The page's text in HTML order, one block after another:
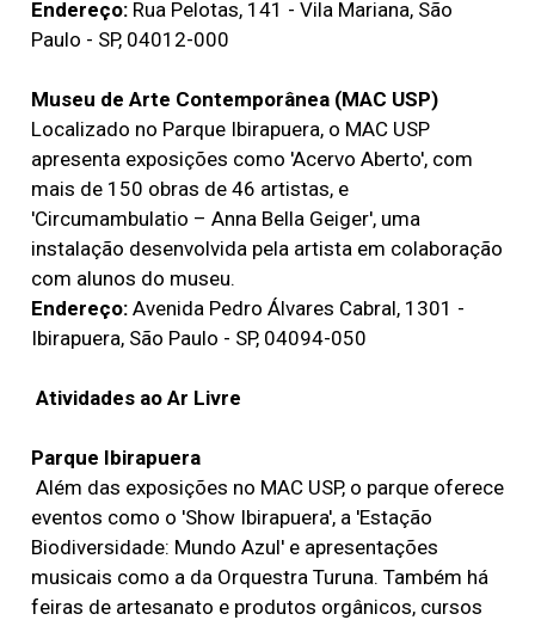
Endereço:Rua Pelotas, 141 - Vila Mariana, São
Paulo - SP, 04012-000
Museu de Arte Contemporânea (MAC USP)
Localizado no Parque Ibirapuera, o MAC USP
apresenta exposições como 'Acervo Aberto', com
mais de 150 obras de 46 artistas, e
'Circumambulatio – Anna Bella Geiger', uma
instalação desenvolvida pela artista em colaboração
com alunos do museu. ​
Endereço:Avenida Pedro Álvares Cabral, 1301 -
Ibirapuera, São Paulo - SP, 04094-050
Atividades ao Ar Livre
Parque Ibirapuera
Além das exposições no MAC USP, o parque oferece
eventos como o 'Show Ibirapuera', a 'Estação
Biodiversidade: Mundo Azul' e apresentações
musicais como a da Orquestra Turuna. Também há
feiras de artesanato e produtos orgânicos, cursos